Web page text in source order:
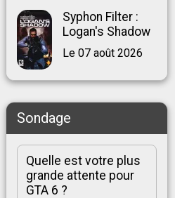
Syphon Filter :
Logan's Shadow
Le 07 août 2026
Sondage
Quelle est votre plus
grande attente pour
GTA 6 ?